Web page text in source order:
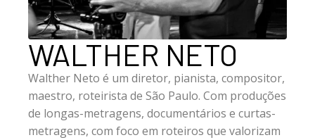
WALTHER NETO
Walther Neto é um diretor, pianista, compositor,
maestro, roteirista de São Paulo. Com produções
de longas-metragens, documentários e curtas-
metragens, com foco em roteiros que valorizam